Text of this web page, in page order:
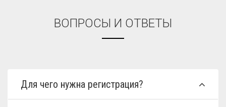
ВОПРОСЫ И ОТВЕТЫ
Для чего нужна регистрация?